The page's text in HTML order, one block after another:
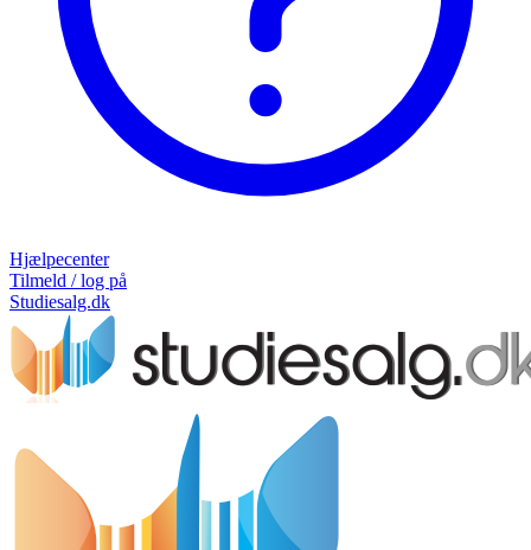
Hjælpecenter
Tilmeld / log på
Studiesalg.dk